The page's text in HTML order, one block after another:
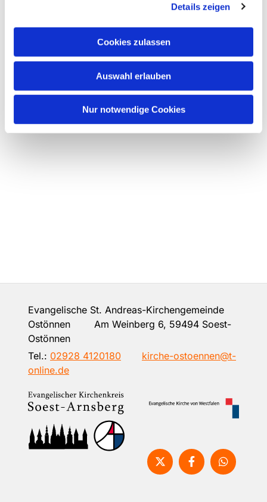
Details zeigen
Cookies zulassen
Auswahl erlauben
Nur notwendige Cookies
Evangelische St. Andreas-Kirchengemeinde
Ostönnen Am Weinberg 6, 59494 Soest-
Ostönnen
Tel.: 02928 4120180
kirche-ostoennen@t-
online.de